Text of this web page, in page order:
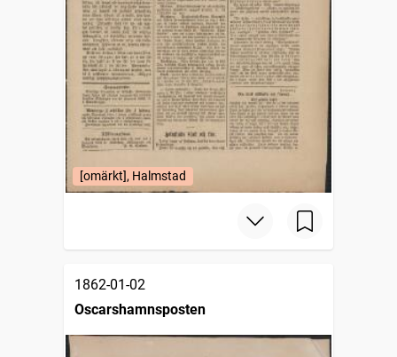
[omärkt], Halmstad
1862-01-02
Oscarshamnsposten